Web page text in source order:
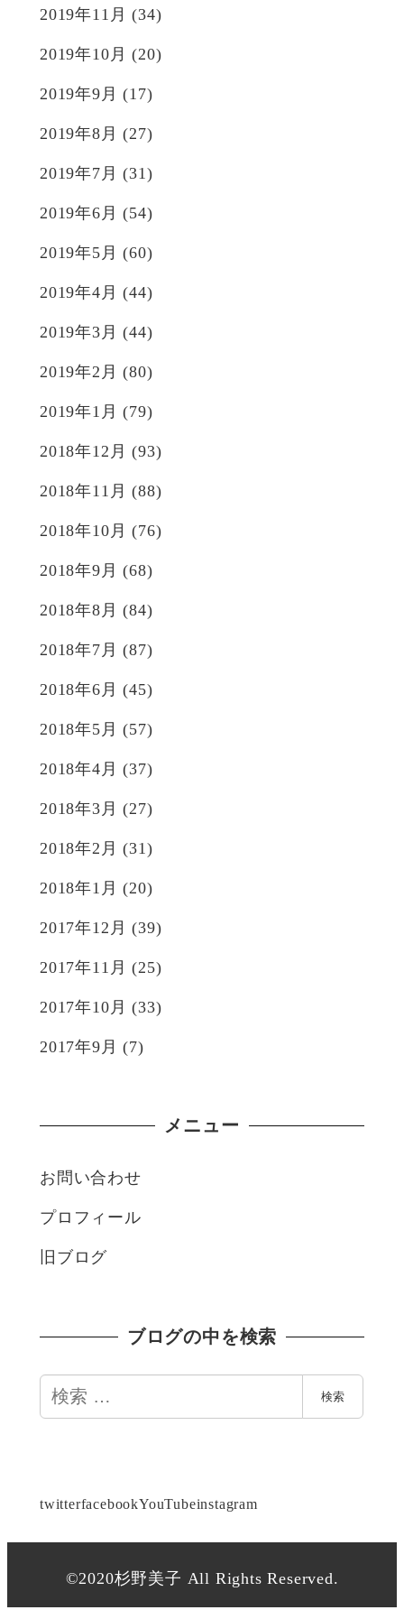
2019年11月 (34)
2019年10月 (20)
2019年9月 (17)
2019年8月 (27)
2019年7月 (31)
2019年6月 (54)
2019年5月 (60)
2019年4月 (44)
2019年3月 (44)
2019年2月 (80)
2019年1月 (79)
2018年12月 (93)
2018年11月 (88)
2018年10月 (76)
2018年9月 (68)
2018年8月 (84)
2018年7月 (87)
2018年6月 (45)
2018年5月 (57)
2018年4月 (37)
2018年3月 (27)
2018年2月 (31)
2018年1月 (20)
2017年12月 (39)
2017年11月 (25)
2017年10月 (33)
2017年9月 (7)
メニュー
お問い合わせ
プロフィール
旧ブログ
ブログの中を検索
検
索
検索
twitterfacebookYouTubeinstagram
©2020杉野美子 All Rights Reserved.